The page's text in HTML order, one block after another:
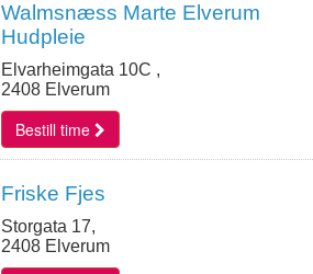
Walmsnæss Marte Elverum
Hudpleie
Elvarheimgata 10C ,
2408 Elverum
Bestill time
Friske Fjes
Storgata 17,
2408 Elverum